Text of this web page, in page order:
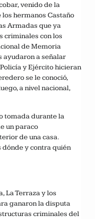
venido de la
hermanos Castaño
Armadas que ya
criminales con los
de Memoria
ayudaron a señalar
y Ejército hicieran
se le conoció,
a nivel nacional,
tomada durante la
un paraco
de una casa.
y contra quién
La Terraza y los
ganaron la disputa
criminales del